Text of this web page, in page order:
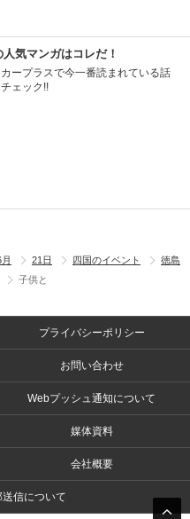
気マンガはコレだ！
ープラスで今一番読まれている話
ェック!!
21日 四国のイベント
徳島
子供と
プライバシーポリシー
お問い合わせ
Webプッシュ通知について
媒体資料
会社概要
信について